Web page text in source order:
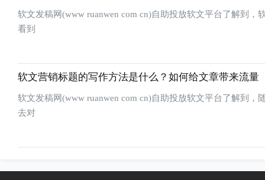
软文发稿网(www ruanwen com cn)自助投放软文平台了解到
看到
软文营销标题的写作方法是什么？如何给文章带来流量
软文发稿网(www ruanwen com cn)自助投放软文平台了解到
去对